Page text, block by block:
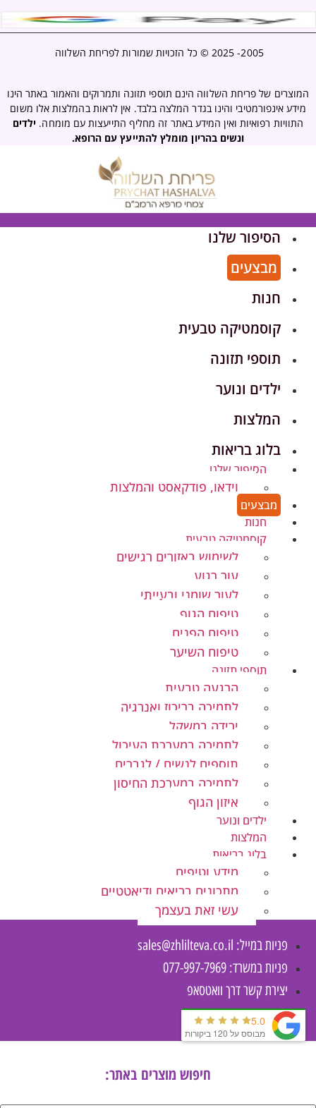
2005- 2025 © כל הזכויות שמורות לפריחת השלווה
המוצרים של פריחת השלווה הינם תוספי תזונה ותמרוקים והאמור באתר הינו
מידע אינפורמטיבי והינו בגדר המלצה בלבד. אין לראות בהמלצות אלו משום
התוויות רפואיות ואין המידע באתר זה מחליף התייעצות עם מומחה. ילדים
ונשים בהריון מומלץ להתייעץ עם הרופא.
הסיפור שלנו
מבצעים
חנות
קוסמטיקה טבעית
תוספי תזונה
ילדים ונוער
המלצות
בלוג בריאות
הסיפור שלנו
וידאו, פודקאסט והמלצות
מבצעים
חנות
קוסמטיקה טבעית
לשימוש באזורים רגישים
עור רגוע
לעור שומני ובעייתי
טיפוח הגוף
טיפוח הפנים
טיפוח השיער
תוספי תזונה
הרגעה טבעית
לתמיכה בריכוז ואנרגיה
ירידה במשקל
לתמיכה במערכת העיכול
תוספים לנשים / לגברים
לתמיכה במערכת החיסון
איזון הגוף
ילדים ונוער
המלצות
בלוג בריאות
מידע וטיפים
מתכונים בריאים ודיאטטיים
עשי זאת בעצמך
פניות במייל: sales@zhlilteva.co.il
פניות במשרד: 077-997-7969
יצירת קשר דרך וואטסאפ
5.0
מבוסס על 120 ביקורות
חיפוש מוצרים באתר: